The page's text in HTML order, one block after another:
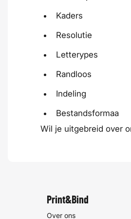
Kaders
Resolutie
Letterypes
Randloos
Indeling
Bestandsformaa
Wil je uitgebreid over
Print&Bind
Over ons